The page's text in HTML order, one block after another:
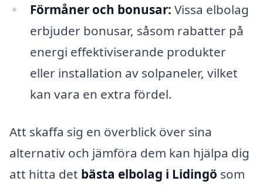
Förmåner och bonusar: Vissa elbolag
erbjuder bonusar, såsom rabatter på
energi effektiviserande produkter
eller installation av solpaneler, vilket
kan vara en extra fördel.
Att skaffa sig en överblick över sina
alternativ och jämföra dem kan hjälpa dig
att hitta det bästa elbolag i Lidingö som